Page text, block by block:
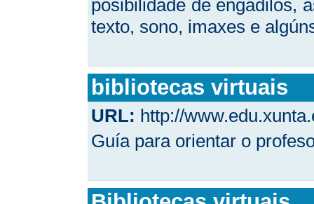
posibilidade de engadilos,
texto, sono, imaxes e
bibliotecas virtuais
URL: http://
Guía para orientar o